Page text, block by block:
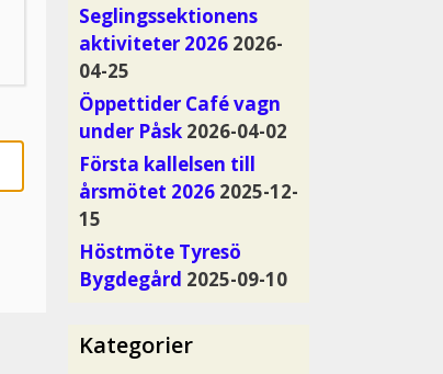
Seglingssektionens
aktiviteter 2026 2026-
04-25
Öppettider Café vagn
under Påsk 2026-04-02
Första kallelsen till
årsmötet 2026 2025-12-
15
Höstmöte Tyresö
Bygdegård 2025-09-10
Kategorier